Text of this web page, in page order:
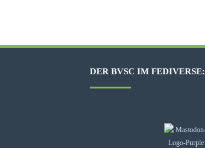
DER BVSC IM FEDIVERSE: